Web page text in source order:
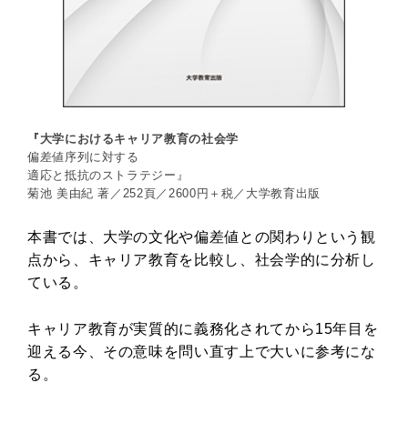
『大学におけるキャリア教育の社会学
偏差値序列に対する
適応と抵抗のストラテジー』
菊池 美由紀 著／252頁／2600円＋税／大学教育出版
本書では、大学の文化や偏差値との関わりという観
点から、キャリア教育を比較し、社会学的に分析し
ている。
キャリア教育が実質的に義務化されてから15年目を
迎える今、その意味を問い直す上で大いに参考にな
る。